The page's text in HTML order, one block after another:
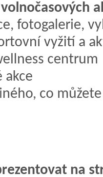
volnočasových
fotogalerie,
vyžití a
centrum
akce
co
na